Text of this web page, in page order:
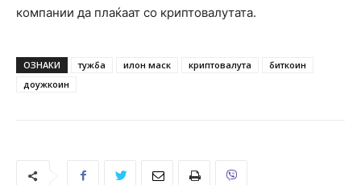
компании да плаќаат со криптовалутата.
ОЗНАКИ тужба илон маск криптовалута
биткоин
доужкоин